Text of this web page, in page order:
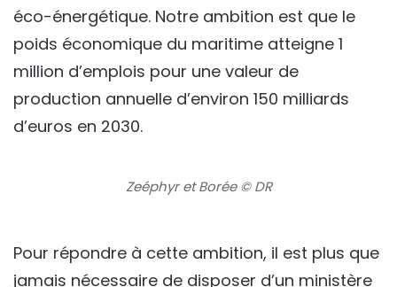
éco-énergétique. Notre ambition est que le
poids économique du maritime atteigne 1
million d’emplois pour une valeur de
production annuelle d’environ 150 milliards
d’euros en 2030.
Zeéphyr et Borée © DR
Pour répondre à cette ambition, il est plus que
jamais nécessaire de disposer d’un ministère